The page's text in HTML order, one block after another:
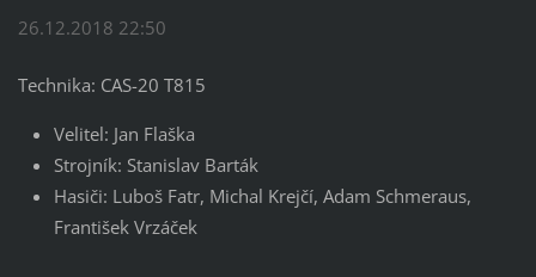
26.12.2018 22:50
Technika: CAS-20 T815
Velitel: Jan Flaška
Strojník: Stanislav Barták
Hasiči: Luboš Fatr, Michal Krejčí, Adam Schmeraus,
František Vrzáček